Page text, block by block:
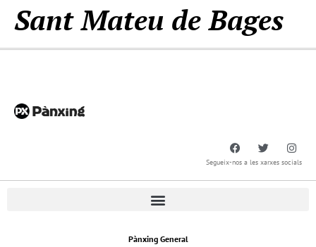
Sant Mateu de Bages
Segueix-nos a les xarxes socials
Pànxing General